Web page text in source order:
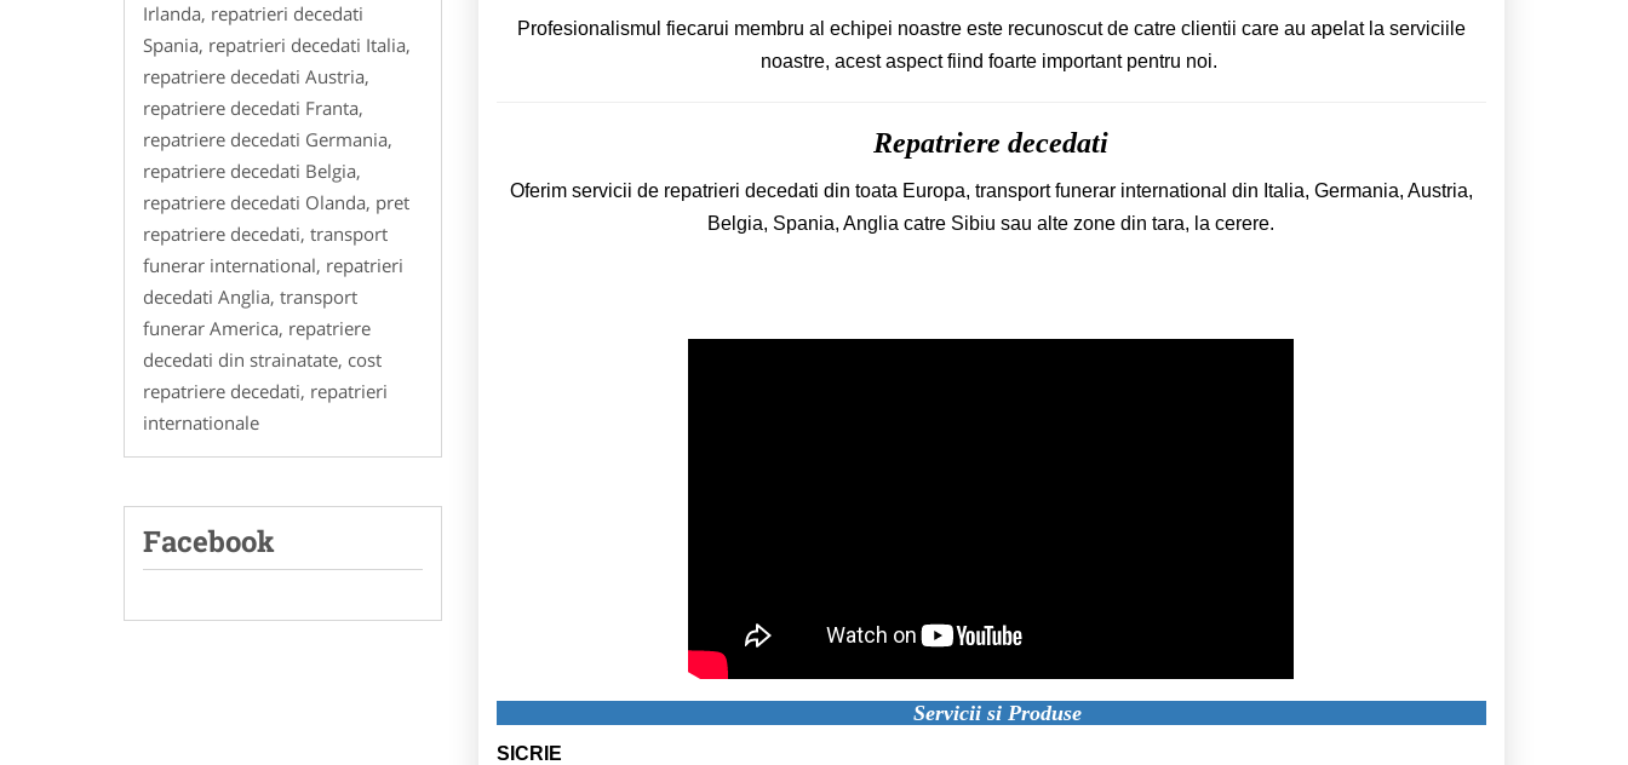
Irlanda, repatrieri decedati
Spania, repatrieri decedati Italia,
repatriere decedati Austria,
repatriere decedati Franta,
repatriere decedati Germania,
repatriere decedati Belgia,
repatriere decedati Olanda, pret
repatriere decedati, transport
funerar international, repatrieri
decedati Anglia, transport
funerar America, repatriere
decedati din strainatate, cost
repatriere decedati, repatrieri
internationale
Facebook
Profesionalismul fiecarui membru al echipei noastre este recunoscut de catre clientii care au apelat la serviciile
noastre, acest aspect fiind foarte important pentru noi.
Repatriere decedati
Oferim servicii de repatrieri decedati din toata Europa, transport funerar international din Italia, Germania, Austria,
Belgia, Spania, Anglia catre Sibiu sau alte zone din tara, la cerere.
Servicii si Produse
SICRIE